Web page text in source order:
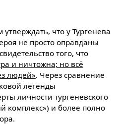
что у Тургенева
не просто оправданы
того, что
и ничтожна; но всё
людей». Через сравнение
легенды
личности тургеневского
комплекс») и более полно